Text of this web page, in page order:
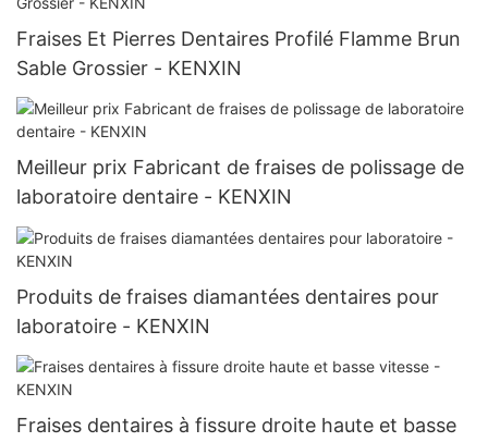
Fraises Et Pierres Dentaires Profilé Flamme Brun
Sable Grossier - KENXIN
Meilleur prix Fabricant de fraises de polissage de
laboratoire dentaire - KENXIN
Produits de fraises diamantées dentaires pour
laboratoire - KENXIN
Fraises dentaires à fissure droite haute et basse